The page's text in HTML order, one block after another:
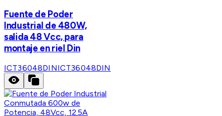
Fuente de Poder
Industrial de 480W,
salida 48 Vcc, para
montaje en riel Din
ICT36048DINICT36048DIN